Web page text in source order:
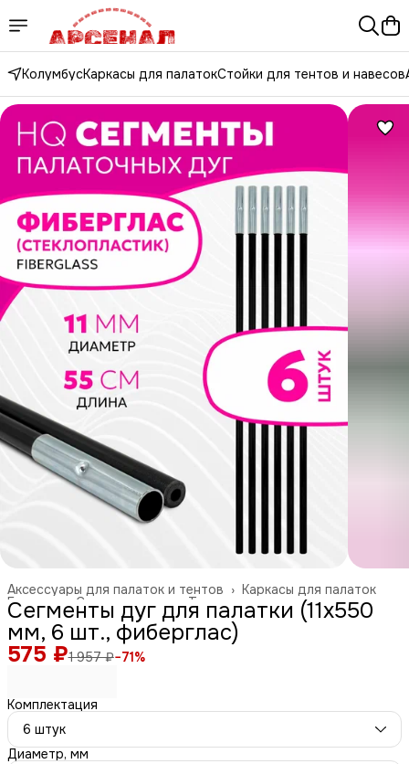
КолумбусКаркасы для палатокСтойки для тентов и навесов
Каркасы для палаток
Аксессуары для палаток и тентов ›
Туризм и отдых на природе
Спорт и отдых ›
Главная ›
Сегменты дуг для палатки (11х550
мм, 6 шт., фиберглас)
575 ₽1 957 ₽−71%
Комплектация
6 штук
Диаметр, мм